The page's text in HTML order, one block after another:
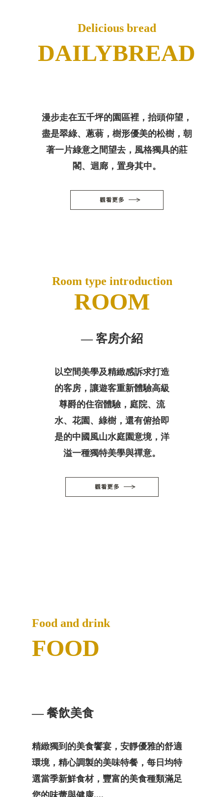
Delicious bread
DAILYBREAD
漫步走在五千坪的園區裡，抬頭仰望，
盡是翠綠、蔥蓊，樹形優美的松樹，朝
著一片綠意之間望去，風格獨具的莊
閣、迴廊，置身其中。
Room type introduction
ROOM
— 客房介紹
以空間美學及精緻感訴求打造
的客房，讓遊客重新體驗高級
尊爵的住宿體驗，庭院、流
水、花園、綠樹，還有俯拾即
是的中國風山水庭園意境，洋
溢一種獨特美學與禪意。
Food and drink
FOOD
— 餐飲美食
精緻獨到的美食饗宴，安靜優雅的舒適
環境，精心調製的美味特餐，每日均特
選當季新鮮食材，豐富的美食種類滿足
您的味蕾與健康....